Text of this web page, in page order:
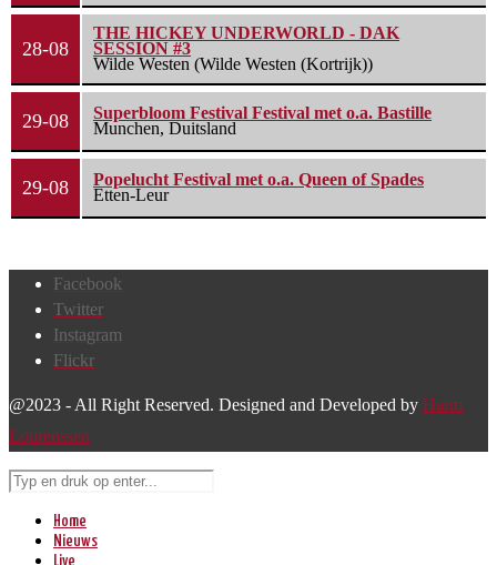
28-08
THE HICKEY UNDERWORLD - DAK
SESSION #3
Wilde Westen (Wilde Westen (Kortrijk))
29-08
Superbloom Festival Festival met o.a. Bastille
Munchen, Duitsland
29-08
Popelucht Festival met o.a. Queen of Spades
Etten-Leur
Facebook
Twitter
Instagram
Flickr
@2023 - All Right Reserved. Designed and Developed by Harm
Lourenssen
Home
Nieuws
Live